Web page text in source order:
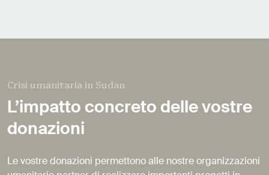
Crisi umanitaria in Sudan
L’impatto concreto delle vostre
donazioni
Le vostre donazioni permettono alle nostre organizzazioni